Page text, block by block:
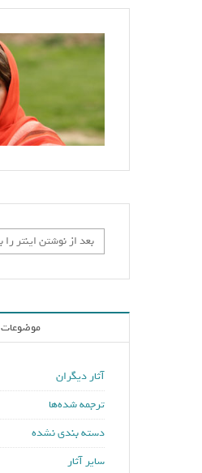
موضوعات
آثار دیگران
ترجمه شده‌ها
دسته بندی نشده
سایر آثار